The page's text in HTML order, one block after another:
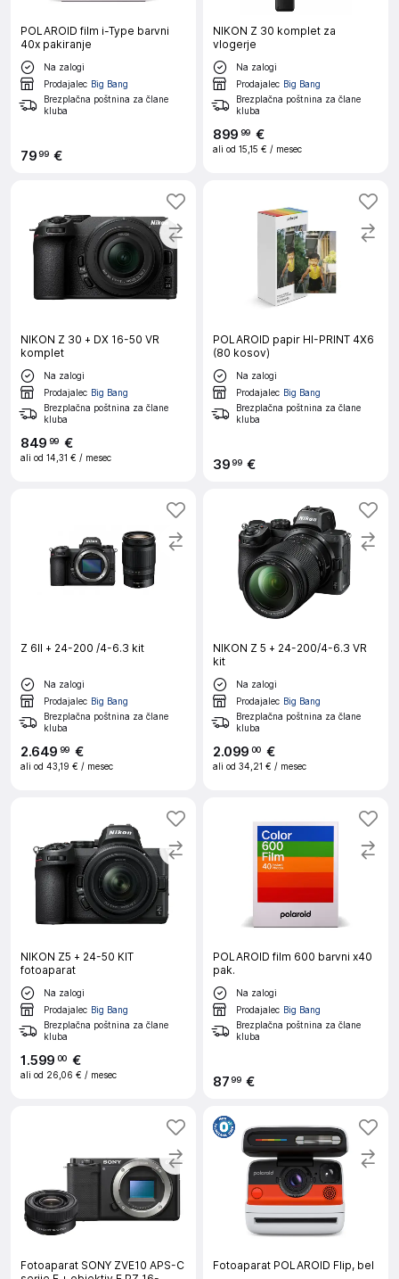
POLAROID film i-Type barvni
40x pakiranje
Na zalogi
Prodajalec Big Bang
Brezplačna poštnina za člane
kluba
7999 €
NIKON Z 30 komplet za
vlogerje
Na zalogi
Prodajalec Big Bang
Brezplačna poštnina za člane
kluba
899 99 €
ali od 15,15 € / mesec
NIKON Z 30 + DX 16-50 VR
komplet
Na zalogi
Prodajalec Big Bang
Brezplačna poštnina za člane
kluba
849 99 €
ali od 14,31 € / mesec
POLAROID papir HI-PRINT 4X6
(80 kosov)
Na zalogi
Prodajalec Big Bang
Brezplačna poštnina za člane
kluba
3999 €
Z 6II + 24-200 /4-6.3 kit
Na zalogi
Prodajalec Big Bang
Brezplačna poštnina za člane
kluba
2.649 99 €
ali od 43,19 € / mesec
NIKON Z 5 + 24-200/4-6.3 VR
kit
Na zalogi
Prodajalec Big Bang
Brezplačna poštnina za člane
kluba
2.099 00 €
ali od 34,21 € / mesec
NIKON Z5 + 24-50 KIT
fotoaparat
Na zalogi
Prodajalec Big Bang
Brezplačna poštnina za člane
kluba
1 .599 00 €
ali od 26,06 € / mesec
POLAROID film 600 barvni x40
pak.
Na zalogi
Prodajalec Big Bang
Brezplačna poštnina za člane
kluba
8799 €
Fotoaparat SONY ZVE10 APS-C
Fotoaparat POLAROID Flip, bel